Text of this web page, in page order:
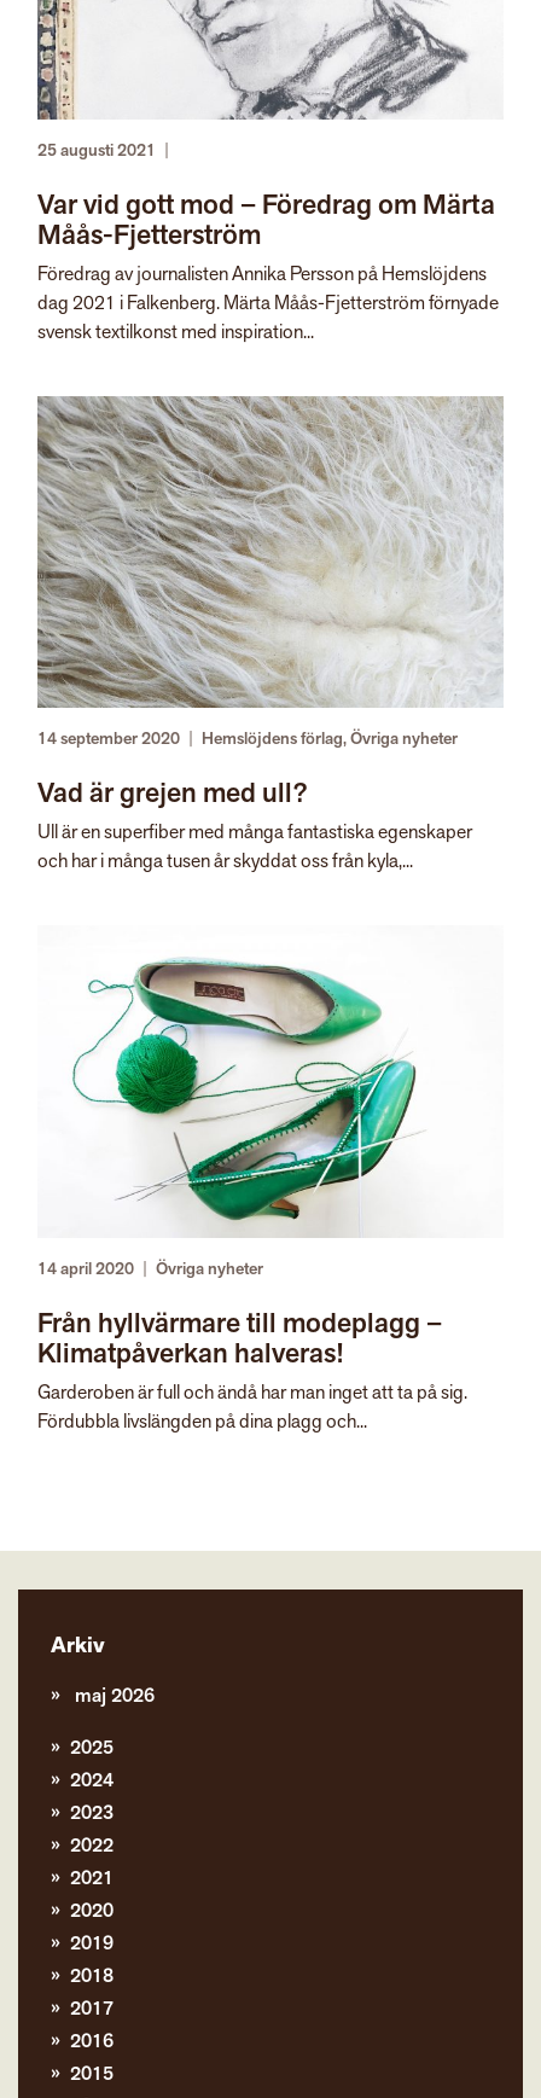
25 augusti 2021
Var vid gott mod – Föredrag om Märta
Måås-Fjetterström
Föredrag av journalisten Annika Persson på Hemslöjdens
dag 2021 i Falkenberg. Märta Måås-Fjetterström förnyade
svensk textilkonst med inspiration...
14 september 2020 Hemslöjdens förlag,Övriga nyheter
Vad är grejen med ull?
​Ull är en superfiber med många fantastiska egenskaper
och har i många tusen år skyddat oss från kyla,...
14 april 2020 | Övriga nyheter
Från hyllvärmare till modeplagg –
Klimatpåverkan halveras!
Garderoben är full och ändå har man inget att ta på sig.
Fördubbla livslängden på dina plagg och...
Arkiv
maj 2026
2025
2024
2023
2022
2021
2020
2019
2018
2017
2016
2015